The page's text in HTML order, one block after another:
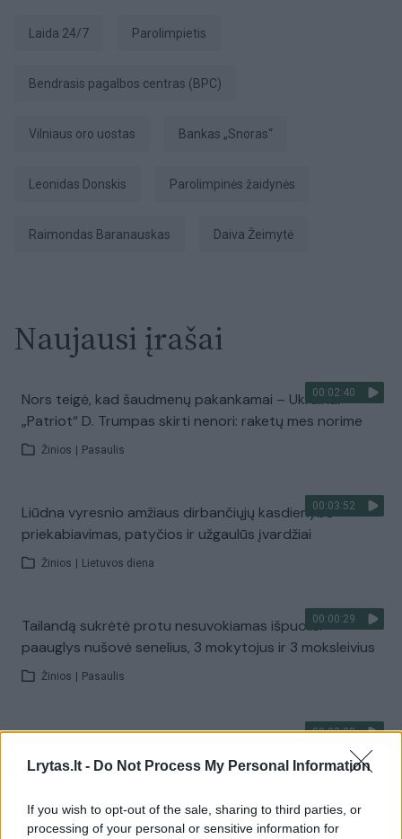
Lrytas.lt - Do Not Process My Personal Information
If you wish to opt-out of the sale, sharing to third parties, or
processing of your personal or sensitive information for
Laida 24/7 parolimpietis
Bendrasis pagalbos centras (BPC)
Vilniaus oro uostas Bankas „Snoras“
Leonidas Donskis Parolimpinės žaidynės
Raimondas Baranauskas Daiva Žeimytė
Naujausi įrašai
00:02:40
Nors teigė, kad šaudmenų pakankamai – Ukrainai
„Patriot“ D. Trumpas skirti nenori: raketų mes norime
Žinios Pasaulis
00:03:52
Liūdna vyresnio amžiaus dirbančiųjų kasdienybė –
priekabiavimas, patyčios ir užgaulūs įvardžiai
Žinios Lietuvos diena
00:00:29
Tailandą sukrėtė protu nesuvokiamas išpuolis:
paauglys nušovė senelius, 3 mokytojus ir 3 moksleivius
Žinios Pasaulis
00:02:08
Aukštaitijos pučiamųjų orkestras Nyderlanduose
apgynė čempionų vardą